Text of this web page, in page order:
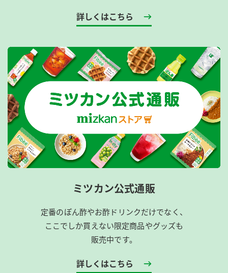
詳しくはこちら
ミツカン公式通販
定番のぽん酢やお酢ドリンクだけでなく、
ここでしか買えない限定商品やグッズも
販売中です。
詳しくはこちら